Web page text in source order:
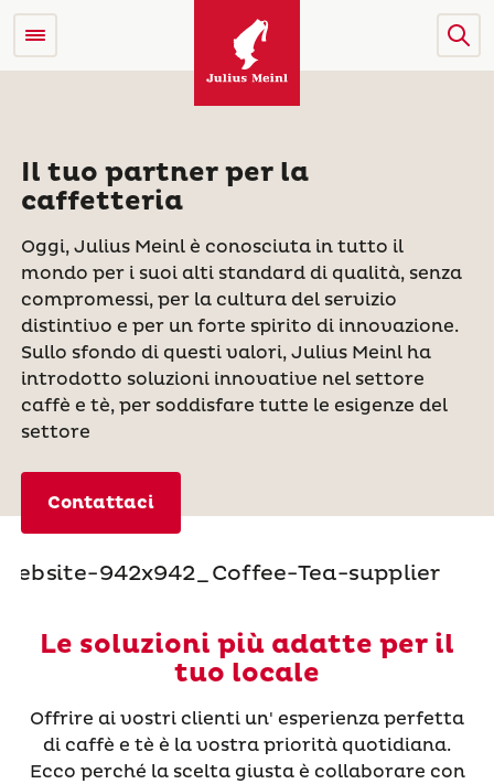
Il tuo partner per la
caffetteria
Oggi, Julius Meinl è conosciuta in tutto il
mondo per i suoi alti standard di qualità, senza
compromessi, per la cultura del servizio
distintivo e per un forte spirito di innovazione.
Sullo sfondo di questi valori, Julius Meinl ha
introdotto soluzioni innovative nel settore
caffè e tè, per soddisfare tutte le esigenze del
settore
Contattaci
Le soluzioni più adatte per il
tuo locale
Offrire ai vostri clienti un' esperienza perfetta
di caffè e tè è la vostra priorità quotidiana.
Ecco perché la scelta giusta è collaborare con